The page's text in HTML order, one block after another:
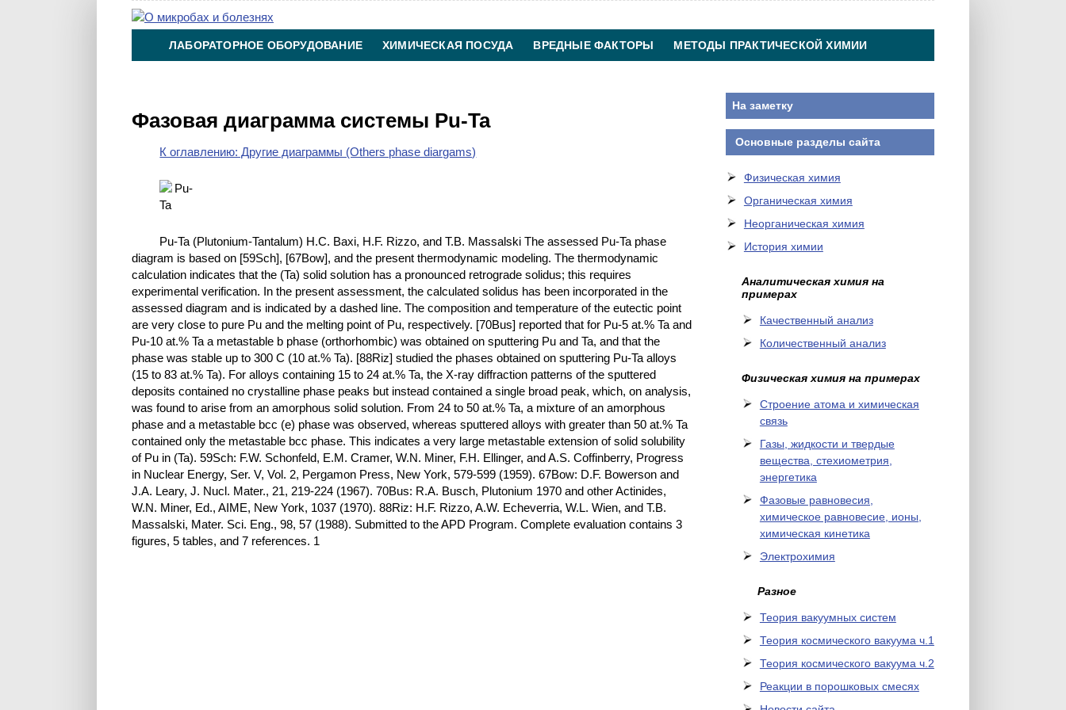
ЛАБОРАТОРНОЕ ОБОРУДОВАНИЕ ХИМИЧЕСКАЯ ПОСУДА ВРЕДНЫЕ ФАКТОРЫ МЕТОДЫ ПРАКТИЧЕСКОЙ ХИМИИ
Фазовая диаграмма системы Pu-Ta
К оглавлению: Другие диаграммы (Others phase diargams)
Pu-Ta (Plutonium-Tantalum) H.C. Baxi, H.F. Rizzo, and T.B. Massalski The assessed Pu-Ta phase
diagram is based on [59Sch], [67Bow], and the present thermodynamic modeling. The thermodynamic
calculation indicates that the (Ta) solid solution has a pronounced retrograde solidus; this requires
experimental verification. In the present assessment, the calculated solidus has been incorporated in the
assessed diagram and is indicated by a dashed line. The composition and temperature of the eutectic point
are very close to pure Pu and the melting point of Pu, respectively. [70Bus] reported that for Pu-5 at.% Ta and
Pu-10 at.% Ta a metastable b phase (orthorhombic) was obtained on sputtering Pu and Ta, and that the
phase was stable up to 300 C (10 at.% Ta). [88Riz] studied the phases obtained on sputtering Pu-Ta alloys
(15 to 83 at.% Ta). For alloys containing 15 to 24 at.% Ta, the X-ray diffraction patterns of the sputtered
deposits contained no crystalline phase peaks but instead contained a single broad peak, which, on analysis,
was found to arise from an amorphous solid solution. From 24 to 50 at.% Ta, a mixture of an amorphous
phase and a metastable bcc (e) phase was observed, whereas sputtered alloys with greater than 50 at.% Ta
contained only the metastable bcc phase. This indicates a very large metastable extension of solid solubility
of Pu in (Ta). 59Sch: F.W. Schonfeld, E.M. Cramer, W.N. Miner, F.H. Ellinger, and A.S. Coffinberry, Progress
in Nuclear Energy, Ser. V, Vol. 2, Pergamon Press, New York, 579-599 (1959). 67Bow: D.F. Bowerson and
J.A. Leary, J. Nucl. Mater., 21, 219-224 (1967). 70Bus: R.A. Busch, Plutonium 1970 and other Actinides,
W.N. Miner, Ed., AIME, New York, 1037 (1970). 88Riz: H.F. Rizzo, A.W. Echeverria, W.L. Wien, and T.B.
Massalski, Mater. Sci. Eng., 98, 57 (1988). Submitted to the APD Program. Complete evaluation contains 3
figures, 5 tables, and 7 references. 1
На заметку
Основные разделы сайта
Физическая химия
Органическая химия
Неорганическая химия
История химии
Аналитическая химия на
примерах
Качественный анализ
Количественный анализ
Физическая химия на примерах
Cтроение атома и химическая
связь
Газы, жидкости и твердые
вещества, стехиометрия,
энергетика
Фазовые равновесия,
химическое равновесие, ионы,
химическая кинетика
Электрохимия
Разное
Теория вакуумных систем
Теория космического вакуума ч.1
Теория космического вакуума ч.2
Реакции в порошковых смесях